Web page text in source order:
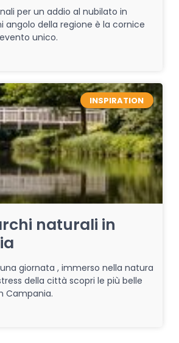
per un addio al nubilato in
angolo della regione è la cornice
unico.
INSPIRATION
naturali in
giornata , immerso nella natura
della città scopri le più belle
Campania.